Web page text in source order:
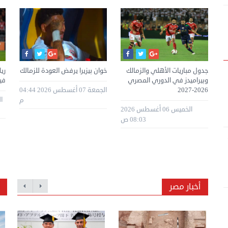
خوان بيزيرا يرفض العودة للزمالك
الجمعة 07 أغسطس 2026 04:44
م
جدول مباريات الأهلي والزمالك
وبيراميدز في الدوري المصري
2026-2027
الخميس 06 أغسطس 2026
08:03 ص
أخبار مصر